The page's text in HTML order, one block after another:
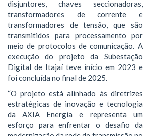
disjuntores, chaves seccionadoras,
transformadores de corrente e
transformadores de tensão, que são
transmitidos para processamento por
meio de protocolos de comunicação. A
execução do projeto da Subestação
Digital de Itajaí teve início em 2023 e
foi concluída no final de 2025.
“O projeto está alinhado às diretrizes
estratégicas de inovação e tecnologia
da AXIA Energia e representa um
esforço para enfrentar o desafio da